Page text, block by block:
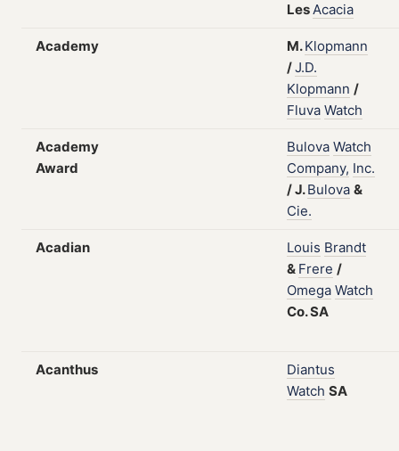
LesAcacia
Academy M.Klopmann
/J.D.
Klopmann /
Fluva Watch
Academy
Award
Bulova Watch
Company, Inc.
/J.Bulova &
Cie.
Acadian Louis Brandt
& Frere /
Omega Watch
Co.SA
Acanthus
Diantus
Watch SA